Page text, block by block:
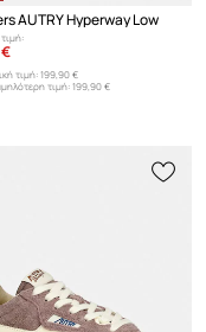
AUTRY Hyperway Low
τιμή:199,90 €
τιμή:199,90 €